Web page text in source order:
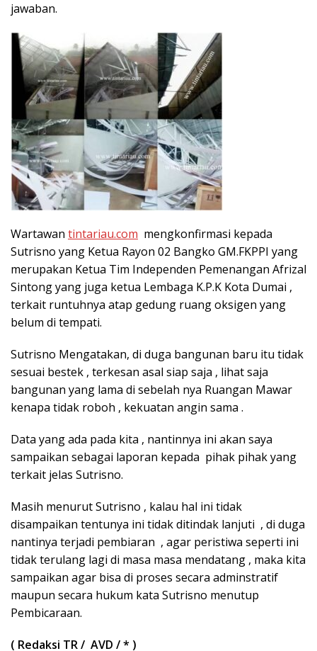
jawaban.
Wartawan tintariau.com mengkonfirmasi kepada
Sutrisno yang Ketua Rayon 02 Bangko GM.FKPPI yang
merupakan Ketua Tim Independen Pemenangan Afrizal
Sintong yang juga ketua Lembaga K.P.K Kota Dumai ,
terkait runtuhnya atap gedung ruang oksigen yang
belum di tempati.
Sutrisno Mengatakan, di duga bangunan baru itu tidak
sesuai bestek , terkesan asal siap saja , lihat saja
bangunan yang lama di sebelah nya Ruangan Mawar
kenapa tidak roboh , kekuatan angin sama .
Data yang ada pada kita , nantinnya ini akan saya
sampaikan sebagai laporan kepada pihak pihak yang
terkait jelas Sutrisno.
Masih menurut Sutrisno , kalau hal ini tidak
disampaikan tentunya ini tidak ditindak lanjuti , di duga
nantinya terjadi pembiaran , agar peristiwa seperti ini
tidak terulang lagi di masa masa mendatang , maka kita
sampaikan agar bisa di proses secara adminstratif
maupun secara hukum kata Sutrisno menutup
Pembicaraan.
( Redaksi TR / AVD / * )